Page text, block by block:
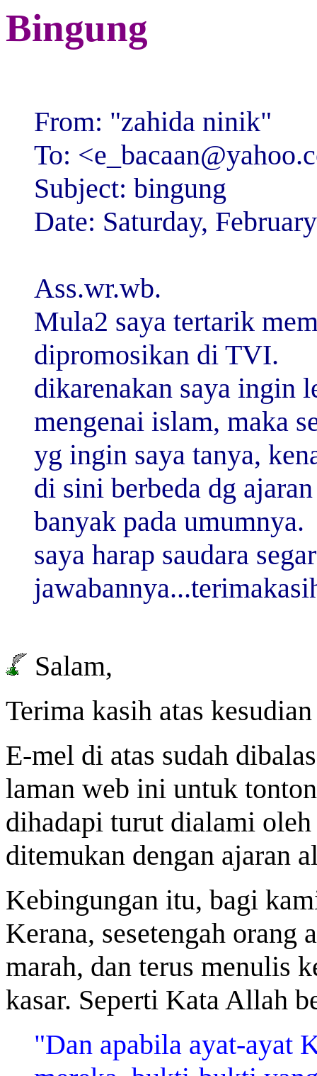
Bingung
From: "zahida ninik"
To:
Subject: bingung
Date: Saturday,
Ass.wr.wb.
Mula2 saya tertarik
dipromosikan di TVI.
dikarenakan saya ingin
mengenai islam, maka
yg ingin saya tanya,
di sini berbeda dg
banyak pada umumnya.
saya harap saudara
Salam,
Terima kasih atas
E-mel di atas sudah
laman web ini untuk
dihadapi turut dialami
ditemukan dengan ajaran
Kebingungan itu, bagi
Kerana, sesetengah
marah, dan terus menulis
kasar. Seperti Kata Allah
"Dan apabila ayat-ayat